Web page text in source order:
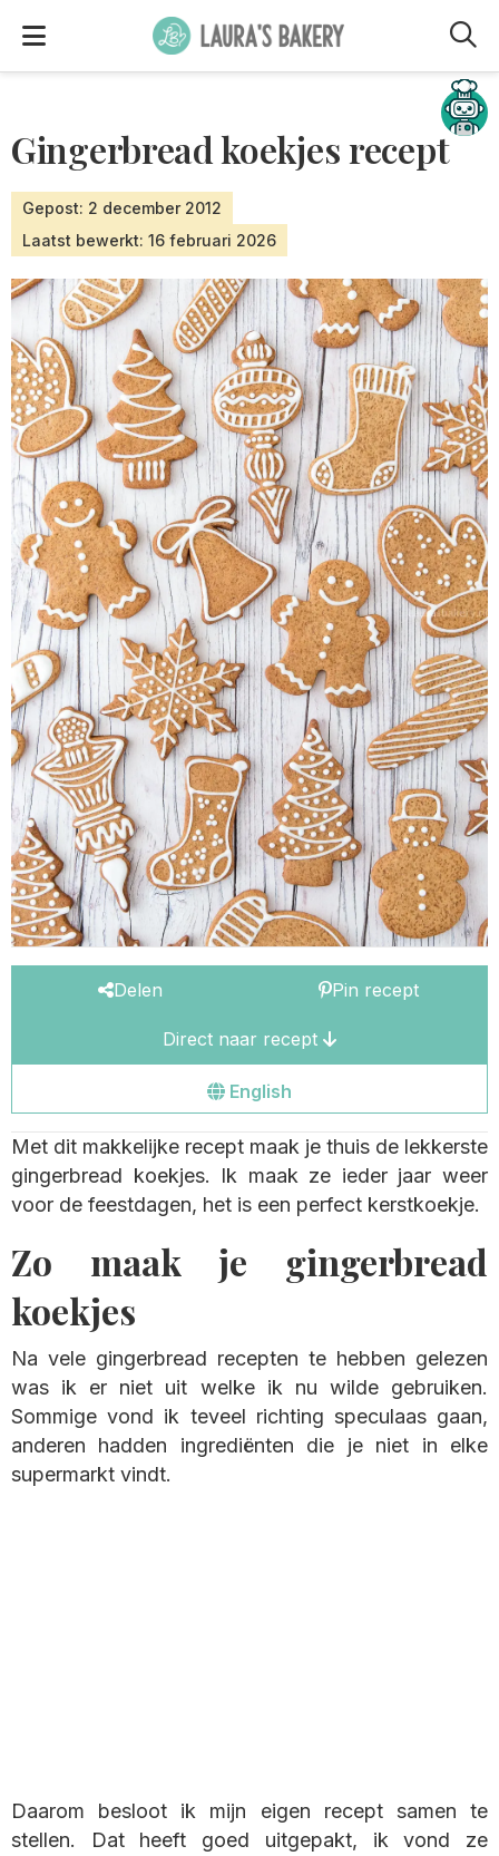
Gingerbread koekjes recept
Gepost: 2 december 2012
Laatst bewerkt: 16 februari 2026
Delen Pin recept
English
the
english
site
Direct naar recept
Met dit makkelijke recept maak je thuis de lekkerste
gingerbread koekjes. Ik maak ze ieder jaar weer
voor de feestdagen, het is een perfect kerstkoekje.
Zo maak je gingerbread
koekjes
Na vele gingerbread recepten te hebben gelezen
was ik er niet uit welke ik nu wilde gebruiken.
Sommige vond ik teveel richting speculaas gaan,
anderen hadden ingrediënten die je niet in elke
supermarkt vindt.
Daarom besloot ik mijn eigen recept samen te
stellen. Dat heeft goed uitgepakt, ik vond ze